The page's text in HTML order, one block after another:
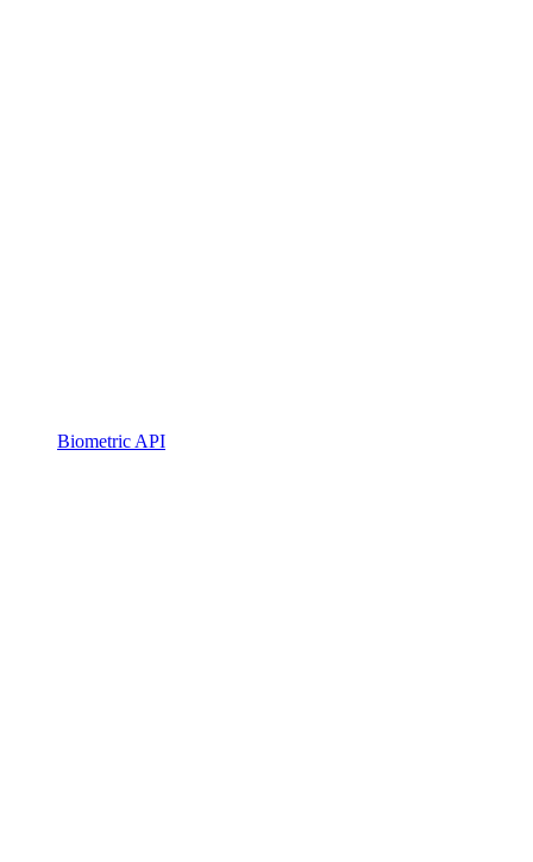
Biometric API